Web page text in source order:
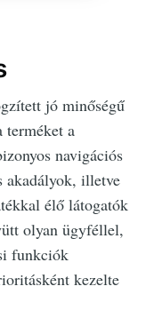
jó minőségű
terméket a
navigációs
akadályok, illetve
élő látogatók
olyan ügyféllel,
funkciók
kezelte